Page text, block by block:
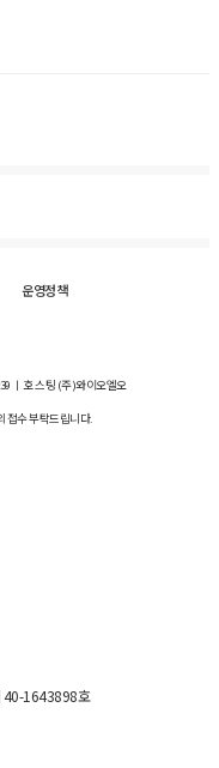
운영정책
ㅣ 호스팅 (주)와이오엘오
접수 부탁드립니다.
40-1643898호